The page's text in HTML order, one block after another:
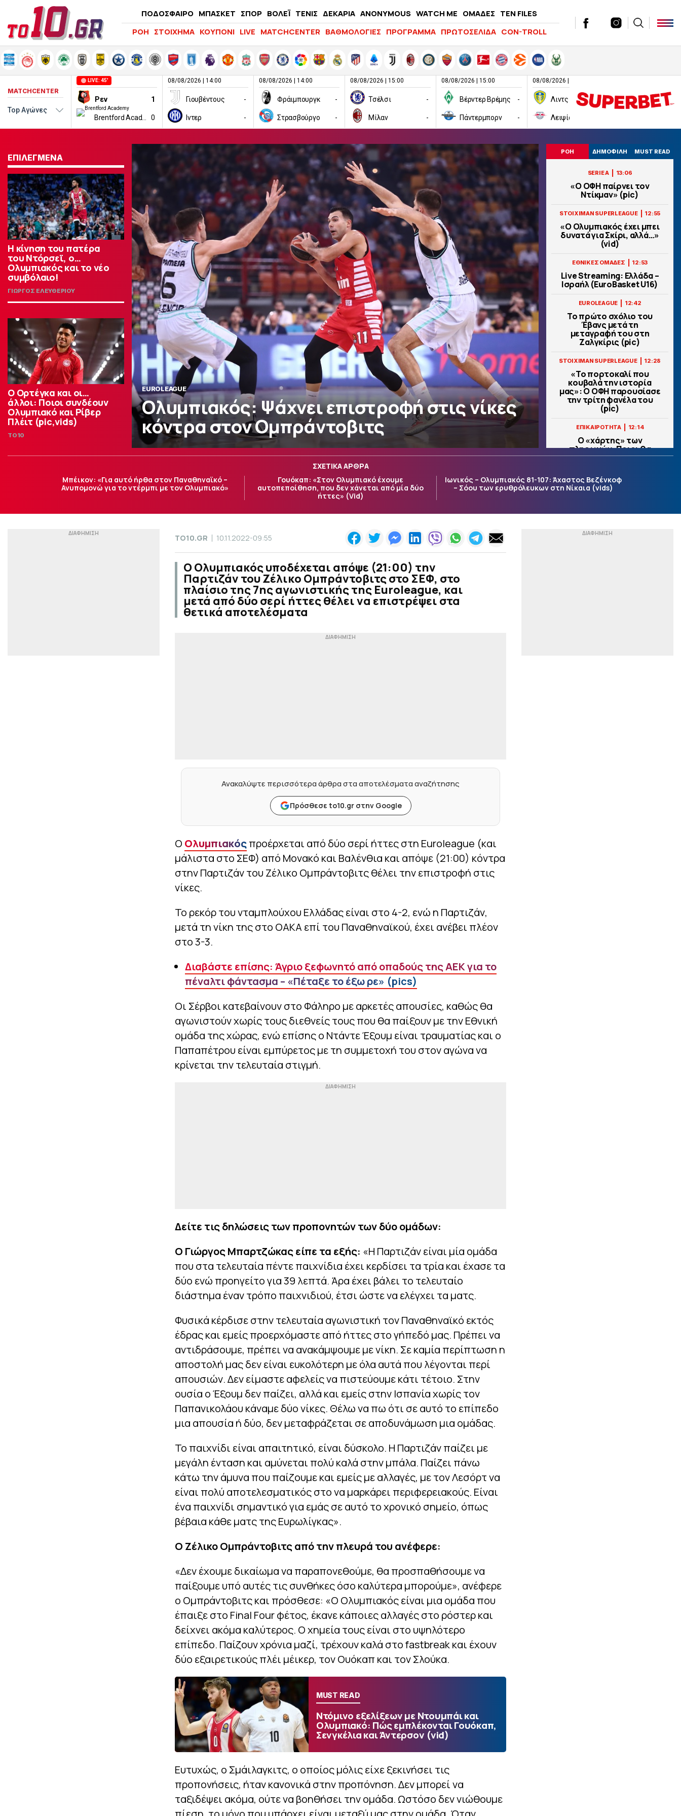
ΠΟΔΟΣΦΑΙΡΟ ΜΠΑΣΚΕΤ ΣΠΟΡ ΒΟΛΕΪ ΤΕΝΙΣ ΔΕΚΑΡΙΑ ANONYMOUS WATCH ME ΟΜΑΔΕΣ TEN FILES
LIFEWITNESS
ΡΟΗ ΣΤΟΙΧΗΜΑ ΚΟΥΠΟΝΙ LIVE MATCHCENTER ΒΑΘΜΟΛΟΓΙΕΣ ΠΡΟΓΡΑΜΜΑ ΠΡΩΤΟΣΕΛΙΔΑ CON-TROLL
MATCHCENTER
LIVE: 45'
Ρεν 1
0
08/08/2026 | 14:00
Γιουβέντους -
Ιντερ -
08/08/2026 | 14:00
Φράιμπουργκ -
Στρασβούργο -
08/08/2026 | 15:00
Τσέλσι -
Μίλαν -
08/08/2026 | 15:00
Βέρντερ Βρέμης -
Πάντερμπορν -
08/08/2026 | 16:00
Λιντς -
Λειψία
ΕΠΙΛΕΓΜΕΝΑ
Η κίνηση του πατέρα
του Ντόρσεϊ, ο…
Ολυμπιακός και το νέο
συμβόλαιο!
ΓΙΩΡΓΟΣ ΕΛΕΥΘΕΡΙΟΥ
Ο Ορτέγκα και οι…
άλλοι: Ποιοι συνδέουν
Ολυμπιακό και Ρίβερ
Πλέιτ (pic,vids)
TO10
EUROLEAGUE
Ολυμπιακός: Ψάχνει επιστροφή στις νίκες
κόντρα στον Ομπράντοβιτς
ΡΟΗ ΔΗΜΟΦΙΛΗ MUST READ
SERIE A 13:06
«Ο ΟΦΗ παίρνει τον
Ντίκμαν» (pic)
STOIXIMAN SUPERLEAGUE 12:55
«Ο Ολυμπιακός έχει μπει
δυνατά για Σκίρι, αλλά…»
(vid)
ΕΘΝΙΚΕΣ ΟΜΑΔΕΣ 12:53
Live Streaming: Ελλάδα –
Ισραήλ (ΕuroBasket U16)
EUROLEAGUE 12:42
Το πρώτο σχόλιο του
Έβανς μετά τη
μεταγραφή του στη
Ζαλγκίρις (pic)
STOIXIMAN SUPERLEAGUE 12:28
«Το πορτοκαλί που
κουβαλά την ιστορία
μας»: Ο ΟΦΗ παρουσίασε
την τρίτη φανέλα του
(pic)
ΕΠΙΚΑΙΡΟΤΗΤΑ 12:14
Ο «χάρτης» των
πληρωμών: Ποιοι θα
δουν χρήματα στο
Αύγουστο
EUROLEAGUE
Βιλερμπάν ο Μπολομπόι»
ΣΤΟΙΧΗΜΑ
ΣΧΕΤΙΚΑ ΑΡΘΡΑ
Μπέικον: «Για αυτό ήρθα στον Παναθηναϊκό –
Ανυπομονώ για το ντέρμπι με τον Ολυμπιακό»
Γουόκαπ: «Στον Ολυμπιακό έχουμε
αυτοπεποίθηση, που δεν χάνεται από μία δύο
ήττες» (Vid)
Ιωνικός – Ολυμπιακός 81-107: Άχαστος Βεζένκοφ
– Σόου των ερυθρόλευκων στη Νίκαια (vids)
TO10.GR 10.11.2022-09:55
Ο Ολυμπιακός υποδέχεται απόψε (21:00) την
Παρτιζάν του Ζέλικο Ομπράντοβιτς στο ΣΕΦ, στο
πλαίσιο της 7ης αγωνιστικής της Euroleague, και
μετά από δύο σερί ήττες θέλει να επιστρέψει στα
θετικά αποτελέσματα
Ανακαλύψτε περισσότερα άρθρα στα αποτελέσματα αναζήτησης
Πρόσθεσε to10.gr στην Google
Ο Ολυμπιακόςπροέρχεται από δύο σερί ήττες στη Euroleague (και
μάλιστα στο ΣΕΦ) από Μονακό και Βαλένθια και απόψε (21:00) κόντρα
στην Παρτιζάν του Ζέλικο Ομπράντοβιτς θέλει την επιστροφή στις
νίκες.
Το ρεκόρ του νταμπλούχου Ελλάδας είναι στο 4-2, ενώ η Παρτιζάν,
μετά τη νίκη της στο ΟΑΚΑ επί του Παναθηναϊκού, έχει ανέβει πλέον
στο 3-3.
Διαβάστε επίσης: Άγριο ξεφωνητό από οπαδούς της ΑΕΚ για το
πέναλτι φάντασμα – «Πέταξε το έξω ρε» (pics)
Οι Σέρβοι κατεβαίνουν στο Φάληρο με αρκετές απουσίες, καθώς θα
αγωνιστούν χωρίς τους διεθνείς τους που θα παίξουν με την Εθνική
ομάδα της χώρας, ενώ επίσης ο Ντάντε Έξουμ είναι τραυματίας και ο
Παπαπέτρου είναι εμπύρετος με τη συμμετοχή του στον αγώνα να
κρίνεται την τελευταία στιγμή.
Δείτε τις δηλώσεις των προπονητών των δύο ομάδων:
Ο Γιώργος Μπαρτζώκας είπε τα εξής: «Η Παρτιζάν είναι μία ομάδα
που στα τελευταία πέντε παιχνίδια έχει κερδίσει τα τρία και έχασε τα
δύο ενώ προηγείτο για 39 λεπτά. Άρα έχει βάλει το τελευταίο
διάστημα έναν τρόπο παιχνιδιού, έτσι ώστε να ελέγχει τα ματς.
Φυσικά κέρδισε στην τελευταία αγωνιστική τον Παναθηναϊκό εκτός
έδρας και εμείς προερχόμαστε από ήττες στο γήπεδό μας. Πρέπει να
αντιδράσουμε, πρέπει να ανακάμψουμε με νίκη. Σε καμία περίπτωση η
αποστολή μας δεν είναι ευκολότερη με όλα αυτά που λέγονται περί
απουσιών. Δεν είμαστε αφελείς να πιστεύουμε κάτι τέτοιο. Στην
ουσία ο Έξουμ δεν παίζει, αλλά και εμείς στην Ισπανία χωρίς τον
Παπανικολάου κάναμε δύο νίκες. Θέλω να πω ότι σε αυτό το επίπεδο
μια απουσία ή δύο, δεν μεταφράζεται σε αποδυνάμωση μια ομάδας.
Το παιχνίδι είναι απαιτητικό, είναι δύσκολο. Η Παρτιζάν παίζει με
μεγάλη ένταση και αμύνεται πολύ καλά στην μπάλα. Παίζει πάνω
κάτω την άμυνα που παίζουμε και εμείς με αλλαγές, με τον Λεσόρτ να
είναι πολύ αποτελεσματικός στο να μαρκάρει περιφερειακούς. Είναι
ένα παιχνίδι σημαντικό για εμάς σε αυτό το χρονικό σημείο, όπως
βέβαια κάθε ματς της Ευρωλίγκας».
Ο Ζέλικο Ομπράντοβιτς από την πλευρά του ανέφερε:
«Δεν έχουμε δικαίωμα να παραπονεθούμε, θα προσπαθήσουμε να
παίξουμε υπό αυτές τις συνθήκες όσο καλύτερα μπορούμε», ανέφερε
ο Ομπράντοβιτς και πρόσθεσε: «Ο Ολυμπιακός είναι μια ομάδα που
έπαιξε στο Final Four φέτος, έκανε κάποιες αλλαγές στο ρόστερ και
δείχνει ακόμα καλύτερος. Ο χημεία τους είναι στο υψηλότερο
επίπεδο. Παίζουν χρόνια μαζί, τρέχουν καλά στο fastbreak και έχουν
δύο εξαιρετικούς πλέι μέικερ, τον Ουόκαπ και τον Σλούκα.
MUST READ
Ντόμινο εξελίξεων με Ντουμπάι και
Ολυμπιακό: Πώς εμπλέκονται Γουόκαπ,
Σενγκέλια και Άντερσον (vid)
Ευτυχώς, ο Σμάιλαγκιτς, ο οποίος μόλις είχε ξεκινήσει τις
προπονήσεις, ήταν κανονικά στην προπόνηση. Δεν μπορεί να
ταξιδέψει ακόμα, ούτε να βοηθήσει την ομάδα. Ωστόσο δεν νιώθουμε